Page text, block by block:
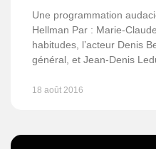
Une programmation
Hellman Par : Marie-
habitudes, l’acteur Denis
général, et Jean-Denis
18 août 2016